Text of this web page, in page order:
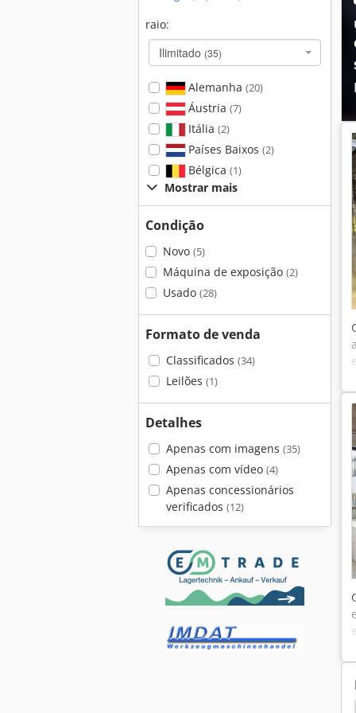
raio:
Ilimitado (35)
Alemanha (20)
Áustria (7)
Itália (2)
Países Baixos (2)
Bélgica (1)
Mostrar mais
Condição
Novo (5)
Máquina de exposição (2)
Usado (28)
Formato de venda
Classificados (34)
Leilões (1)
Detalhes
Apenas com imagens (35)
Apenas com vídeo (4)
Apenas concessionários
verificados (12)